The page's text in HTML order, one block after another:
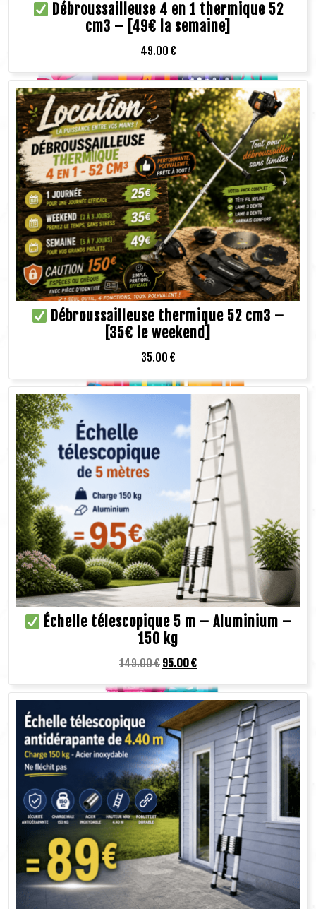
Débroussailleuse 4 en 1 thermique 52
cm3 – [49€ la semaine]
49.00 €
Débroussailleuse thermique 52 cm3 –
[35€ le weekend]
35.00 €
Échelle télescopique 5 m – Aluminium –
150 kg
149.00€ 95.00€